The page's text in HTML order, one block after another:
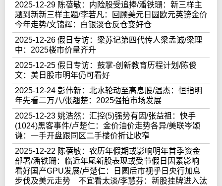
2025-12-29 陈蓓敏：内险股受追捧/潘铁珊：新三样主
题到新新三样主题/李若凡：回顾美元日圆欧元英镑金价
今年走势/文锦辉：白银淡仓反仓变好仓
2025-12-26 假日专访：梁苏记第四代传人梁孟诚/梁理
中：2025楼市价量齐升
2025-12-25 假日专访：鼓掌-创新教育历程计划/陈俊
文：美日股市明年仍可看好
2025-12-24 彭伟新：北水轮动至高息股/温杰：恒指明
年先看二万八/张翘楚：2025强拍市场发展
2025-12-23 姚浩然：汇控(5)强势有因/张益祖：快手
(1024)黑客事件/卢楚仁：金价油价走势各异/美联岑颂
谦：一手开盘跟同区二手楼价折让收窄
2025-12-22 陈蓓敏：农历年假期或影响明年首季资金
部署/潘铁珊：临近年尾新股表现或受节假日因素影响
看好国产GPU发展/卢楚仁：日圆后市视乎日央行加息
步伐及美元走势 不宜看太淡/李慧芬：新股挂牌进入汰